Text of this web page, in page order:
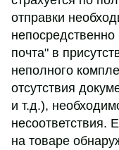
отправки
почта" в
неполного
отсутствия
и т.д.),
несоответствия.
на товаре